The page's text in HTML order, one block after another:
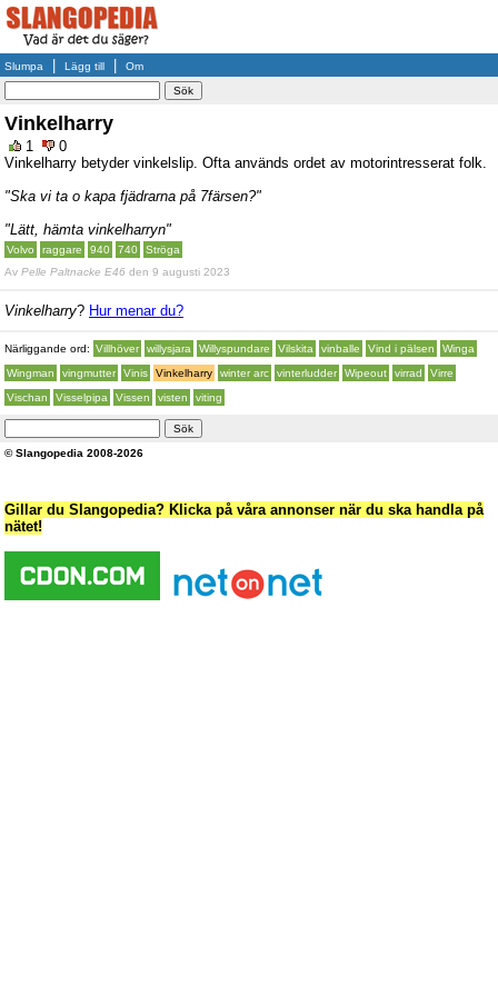
Slumpa Lägg till Om
Vinkelharry
1
0
Vinkelharry betyder vinkelslip. Ofta används ordet av motorintresserat folk.
"Ska vi ta o kapa fjädrarna på 7färsen?"
"Lätt, hämta vinkelharryn"
Volvo raggare 940 740
Ströga
Av Pelle Paltnacke E46 den 9 augusti 2023
Vinkelharry? Hur menar du?
Närliggande ord: Villhöver willysjara Willyspundare Vilskita vinballe Vind i pälsen
Winga
Wingman
vingmutter Vinis Vinkelharry winter arc vinterludder Wipeout virrad
Virre
Vischan
Visselpipa Vissen visten viting
© Slangopedia 2008-2026
Gillar du Slangopedia? Klicka på våra annonser när du ska handla på
nätet!